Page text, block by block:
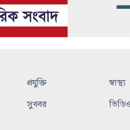
প্রযুক্তি স্বাস্থ্য
সুখবর